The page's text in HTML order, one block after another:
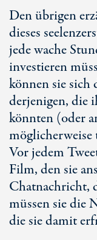
Den übrigen
dieses
jede wache
investieren
können sie
derjenigen, die
könnten (oder
Vor jedem
Film, den sie
Chatnachricht,
müssen sie die
die sie damit